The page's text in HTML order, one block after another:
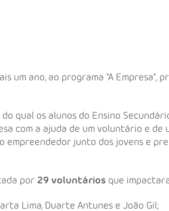
um ano, ao programa “A Empresa”,
qual os alunos do Ensino
com a ajuda de um voluntário e de
junto dos jovens e
por 29 voluntários que
Lima, Duarte Antunes e João Gil;